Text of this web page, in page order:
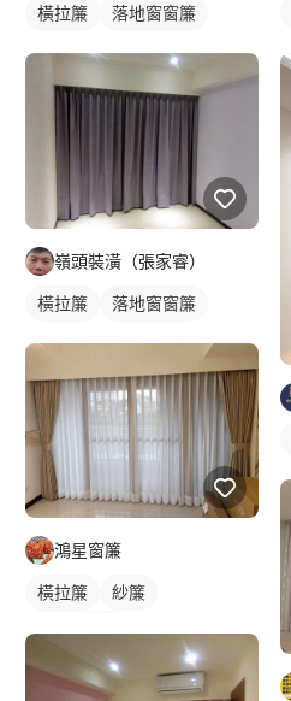
橫拉簾 落地窗窗簾
嶺頭裝潢（張家睿）
橫拉簾 落地窗窗簾
鴻星窗簾
橫拉簾
紗簾